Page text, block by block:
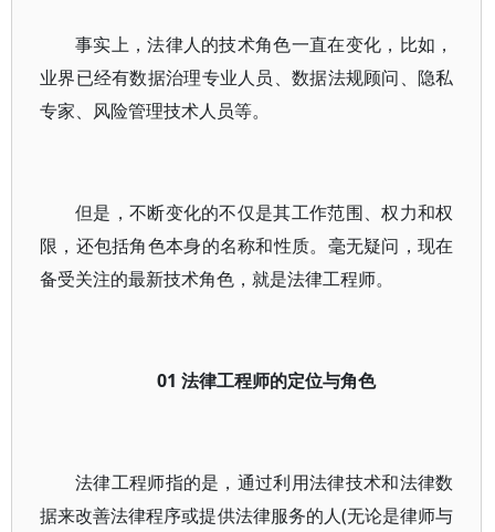
事实上，法律人的技术角色一直在变化，比如，
业界已经有数据治理专业人员、数据法规顾问、隐私
专家、风险管理技术人员等。
但是，不断变化的不仅是其工作范围、权力和权
限，还包括角色本身的名称和性质。毫无疑问，现在
备受关注的最新技术角色，就是法律工程师。
01法律工程师的定位与角色
法律工程师指的是，通过利用法律技术和法律数
据来改善法律程序或提供法律服务的人(无论是律师与